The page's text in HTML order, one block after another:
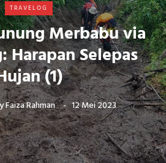
TRAVELOG
Merbabu via
Harapan Selepas
(1)
Faiza Rahman 12 Mei 2023